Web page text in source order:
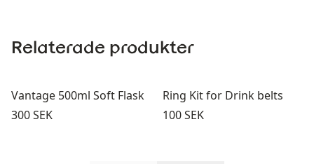
Relaterade produkter
Vantage 500ml Soft Flask
Pris:
300 SEK
Ring Kit for Drink belts
Pris:
100 SEK